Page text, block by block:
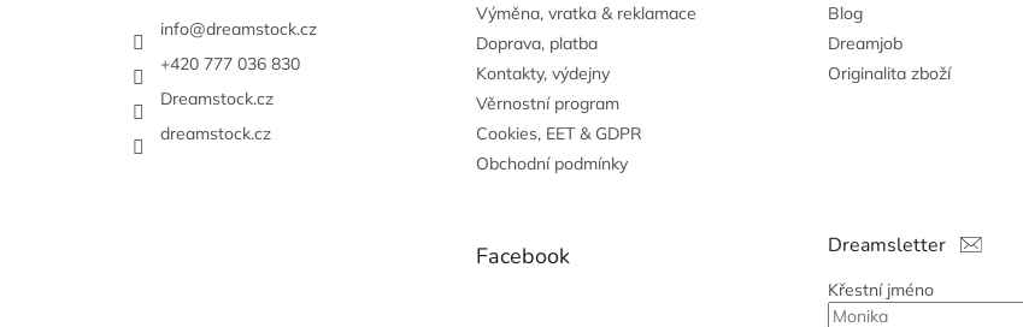
info@dreamstock.cz
+420 777 036 830
Dreamstock.cz
dreamstock.cz
Výměna, vratka & reklamace
Doprava, platba
Kontakty, výdejny
Věrnostní program
Cookies, EET & GDPR
Obchodní podmínky
Blog
Dreamjob
Originalita zboží
Facebook Dreamsletter
Křestní jméno